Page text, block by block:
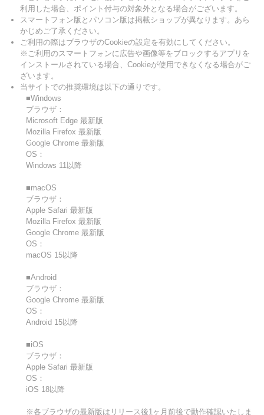
利用した場合、ポイント付与の対象外となる場合がございます。
スマートフォン版とパソコン版は掲載ショップが異なります。あら
かじめご了承ください。
ご利用の際はブラウザのCookieの設定を有効にしてください。
※ご利用のスマートフォンに広告や画像等をブロックするアプリを
インストールされている場合、Cookieが使用できなくなる場合がご
ざいます。
当サイトでの推奨環境は以下の通りです。
■Windows
ブラウザ：
Microsoft Edge 最新版
Mozilla Firefox 最新版
Google Chrome 最新版
OS：
Windows 11以降
■macOS
ブラウザ：
Apple Safari 最新版
Mozilla Firefox 最新版
Google Chrome 最新版
OS：
macOS 15以降
■Android
ブラウザ：
Google Chrome 最新版
OS：
Android 15以降
■iOS
ブラウザ：
Apple Safari 最新版
OS：
iOS 18以降
※各ブラウザの最新版はリリース後1ヶ月前後で動作確認いたしま